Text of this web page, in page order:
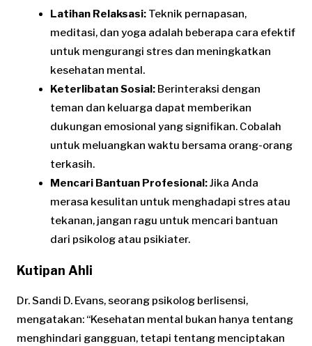
Latihan Relaksasi: Teknik pernapasan,
meditasi, dan yoga adalah beberapa cara efektif
untuk mengurangi stres dan meningkatkan
kesehatan mental.
Keterlibatan Sosial: Berinteraksi dengan
teman dan keluarga dapat memberikan
dukungan emosional yang signifikan. Cobalah
untuk meluangkan waktu bersama orang-orang
terkasih.
Mencari Bantuan Profesional:Jika Anda
merasa kesulitan untuk menghadapi stres atau
tekanan, jangan ragu untuk mencari bantuan
dari psikolog atau psikiater.
Kutipan Ahli
Dr. Sandi D. Evans, seorang psikolog berlisensi,
mengatakan: “Kesehatan mental bukan hanya tentang
menghindari gangguan, tetapi tentang menciptakan